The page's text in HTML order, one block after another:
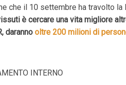
che il 10 settembre ha travolto
è cercare una vita migliore
darannooltre 200 milioni di
INTERNO